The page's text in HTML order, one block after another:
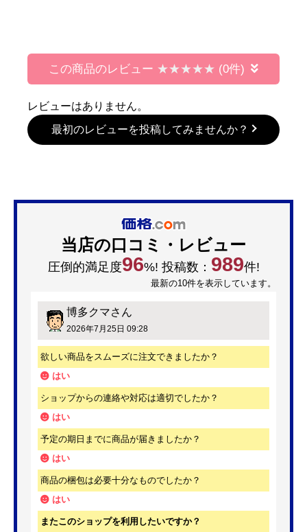
この商品のレビュー (0件)
レビューはありません。
最初のレビューを投稿してみませんか？
当店の口コミ・レビュー
圧倒的満足度96%! 投稿数： 989件!
最新の10件を表示しています。
博多クマさん
2026年7月25日 09:28
欲しい商品をスムーズに注文できましたか？
はい
ショップからの連絡や対応は適切でしたか？
はい
予定の期日までに商品が届きましたか？
はい
商品の梱包は必要十分なものでしたか？
はい
またこのショップを利用したいですか？